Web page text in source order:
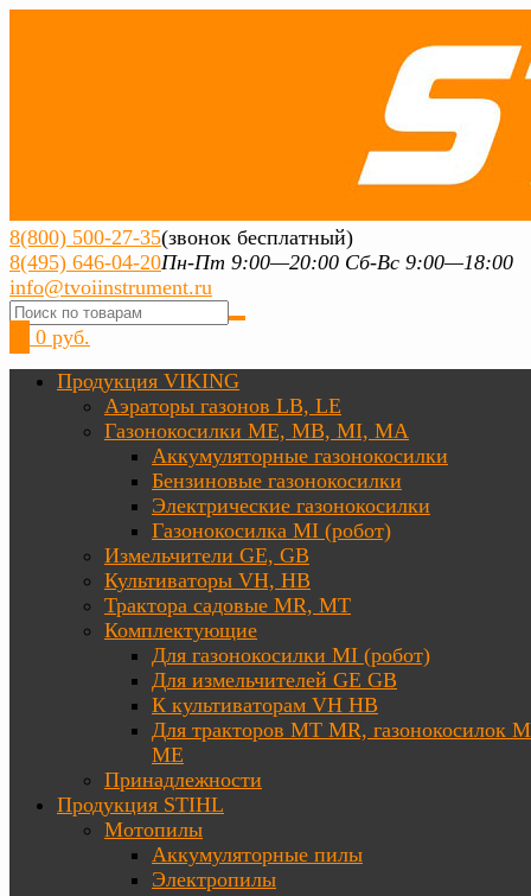
8(800) 500-27-35(звонок бесплатный)
8(495) 646-04-20Пн-Пт 9:00—20:00 Сб-Вс 9:00—18:00
info@tvoiinstrument.ru
0 руб.
Продукция VIKING
Аэраторы газонов LB, LE
Газонокосилки ME, MB, MI, MA
Аккумуляторные газонокосилки
Бензиновые газонокосилки
Электрические газонокосилки
Газонокосилка MI (робот)
Измельчители GE, GB
Культиваторы VH, HB
Трактора садовые MR, MT
Комплектующие
Для газонокосилки MI (робот)
Для измельчителей GE GB
К культиваторам VH HB
Для тракторов МТ MR, газонокосилок
ME
Принадлежности
Продукция STIHL
Мотопилы
Аккумуляторные пилы
Электропилы